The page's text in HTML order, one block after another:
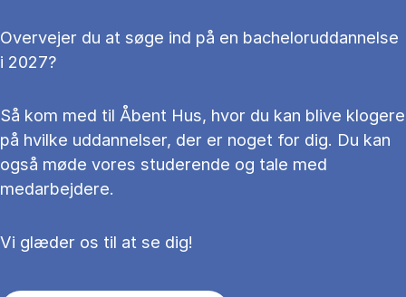
Overvejer du at søge ind på en bacheloruddannelse
i 2027?
Så kom med til Åbent Hus, hvor du kan blive klogere
på hvilke uddannelser, der er noget for dig. Du kan
også møde vores studerende og tale med
medarbejdere.
Vi glæder os til at se dig!